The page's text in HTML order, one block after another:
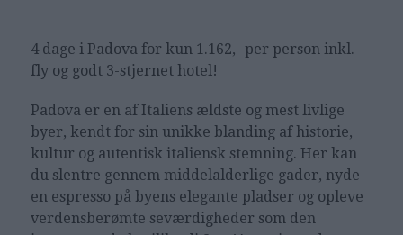
4 dage i Padova for kun 1.162,- per person inkl.
fly og godt 3-stjernet hotel!
Padova er en af Italiens ældste og mest livlige
byer, kendt for sin unikke blanding af historie,
kultur og autentisk italiensk stemning. Her kan
du slentre gennem middelalderlige gader, nyde
en espresso på byens elegante pladser og opleve
verdensberømte seværdigheder som den